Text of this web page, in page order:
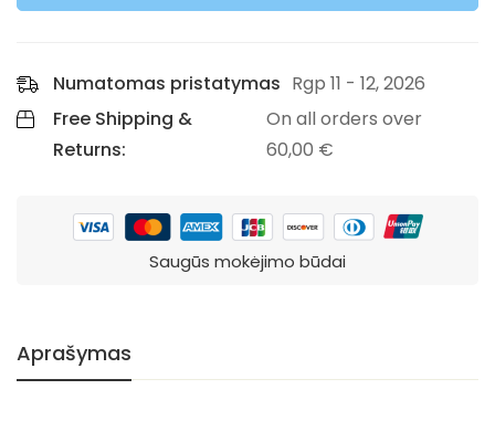
Numatomas pristatymas Rgp 11 - 12, 2026
Free Shipping &
Returns:
On all orders over
60,00 €
Saugūs mokėjimo būdai
Aprašymas